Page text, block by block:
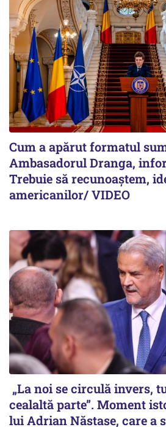
Cum a apărut formatul
Ambasadorul Dranga,
Trebuie să recunoaștem,
americanilor/ VIDEO
„La noi se circulă invers,
cealaltă parte”. Moment
lui Adrian Năstase, care a